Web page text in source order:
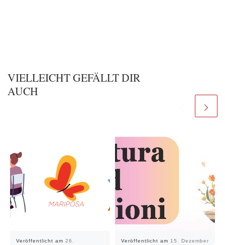
VIELLEICHT GEFÄLLT DIR
AUCH
Veröffentlicht am 26.
Veröffentlicht am 15. Dezember